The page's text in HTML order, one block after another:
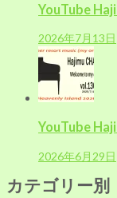
YouTube
2026年7月13日
YouTube
2026年6月29日
カテゴリー別